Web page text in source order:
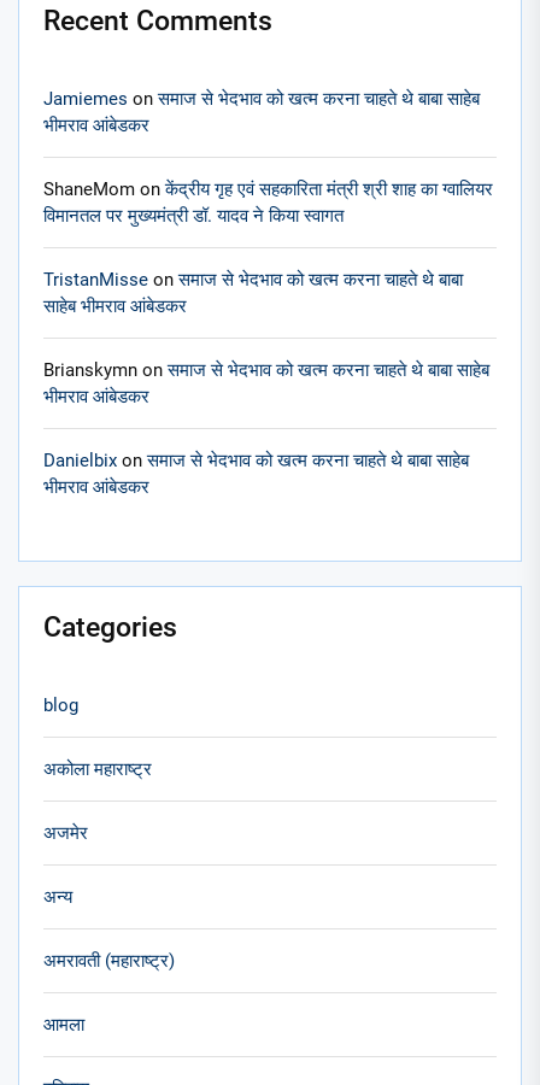
Recent Comments
Jamiemes onसमाज से भेदभाव को खत्म करना चाहते थे बाबा साहेब
भीमराव आंबेडकर
ShaneMom onकेंद्रीय गृह एवं सहकारिता मंत्री श्री शाह का ग्वालियर
विमानतल पर मुख्यमंत्री डॉ. यादव ने किया स्वागत
TristanMisse onसमाज से भेदभाव को खत्म करना चाहते थे बाबा
साहेब भीमराव आंबेडकर
Brianskymn onसमाज से भेदभाव को खत्म करना चाहते थे बाबा साहेब
भीमराव आंबेडकर
Danielbix onसमाज से भेदभाव को खत्म करना चाहते थे बाबा साहेब
भीमराव आंबेडकर
Categories
blog
अकोला महाराष्ट्र
अजमेर
अन्य
अमरावती (महाराष्ट्र)
आमला